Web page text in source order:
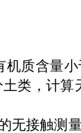
机质含量
类，计算
无接触测量